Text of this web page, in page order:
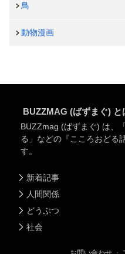
鳥
動物漫画
BUZZMAG (ばずまぐ)
BUZZmag (ばずまぐ) は、
る」などの『こころおどる
す。
新着記事
人間関係
どうぶつ
社会